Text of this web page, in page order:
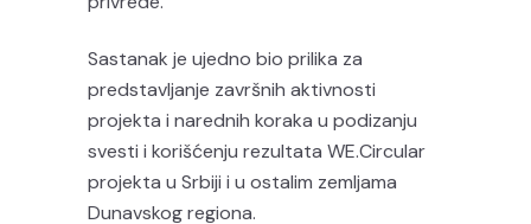
Sastanak je ujedno bio prilika za
predstavljanje završnih aktivnosti
projekta i narednih koraka u podizanju
svesti i korišćenju rezultata WE.Circular
projekta u Srbiji i u ostalim zemljama
Dunavskog regiona.